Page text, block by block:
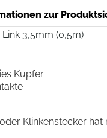
zur
3,5mm (0,5m)
Kupfer
Klinkenstecker